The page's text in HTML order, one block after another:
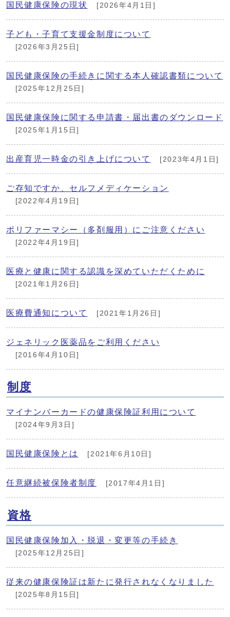
国民健康保険の現状 [2026年4月1日]
子ども・子育て支援金制度について
[2026年3月25日]
国民健康保険の手続きに関する本人確認書類について
[2025年12月25日]
国民健康保険に関する申請書・届出書のダウンロード
[2025年1月15日]
出産育児一時金の引き上げについて [2023年4月1日]
ご存知ですか、セルフメディケーション
[2022年4月19日]
ポリファーマシー（多剤服用）にご注意ください
[2022年4月19日]
医療と健康に関する認識を深めていただくために
[2021年1月26日]
医療費通知について [2021年1月26日]
ジェネリック医薬品をご利用ください
[2016年4月10日]
制度
マイナンバーカードの健康保険証利用について
[2024年9月3日]
国民健康保険とは [2021年6月10日]
任意継続被保険者制度 [2017年4月1日]
資格
国民健康保険加入・脱退・変更等の手続き
[2025年12月25日]
従来の健康保険証は新たに発行されなくなりました
[2025年8月15日]